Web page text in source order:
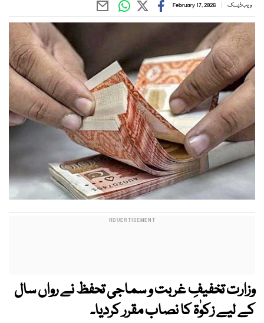
ویب ڈیسک February 17, 2026
وزارت تخفیفِ غربت و سماجی تحفظ نے رواں سال
کے لیے زکوٰۃ کا نصاب مقرر کردیا۔